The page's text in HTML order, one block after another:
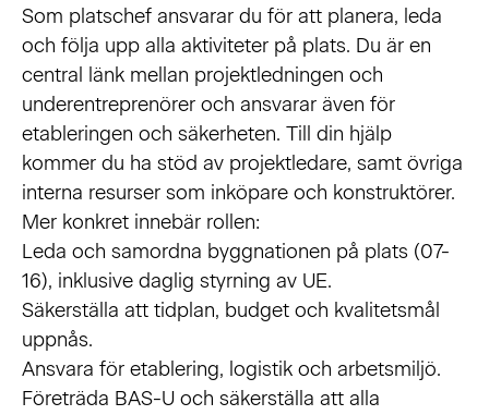
Som platschef ansvarar du för att planera, leda
och följa upp alla aktiviteter på plats. Du är en
central länk mellan projektledningen och
underentreprenörer och ansvarar även för
etableringen och säkerheten. Till din hjälp
kommer du ha stöd av projektledare, samt övriga
interna resurser som inköpare och konstruktörer.
Mer konkret innebär rollen:
Leda och samordna byggnationen på plats (07-
16), inklusive daglig styrning av UE.
Säkerställa att tidplan, budget och kvalitetsmål
uppnås.
Ansvara för etablering, logistik och arbetsmiljö.
Företräda BAS-U och säkerställa att alla